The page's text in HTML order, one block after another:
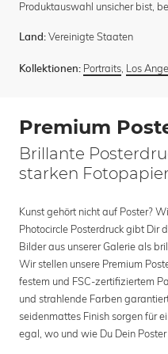
Produktauswahl unsicher bist,
Land: Vereinigte Staaten
Kollektionen: Portraits Los
Premium
Brillante
starken Fotopapier
Kunst gehört nicht auf Poster?
Photocircle Posterdruck gibt Dir
Bilder aus unserer Galerie als
Wir stellen unsere Premium
festem und FSC-zertifiziertem
und strahlende Farben
seidenmattes Finish sorgen für
egal, wo und wie Du Dein Poster